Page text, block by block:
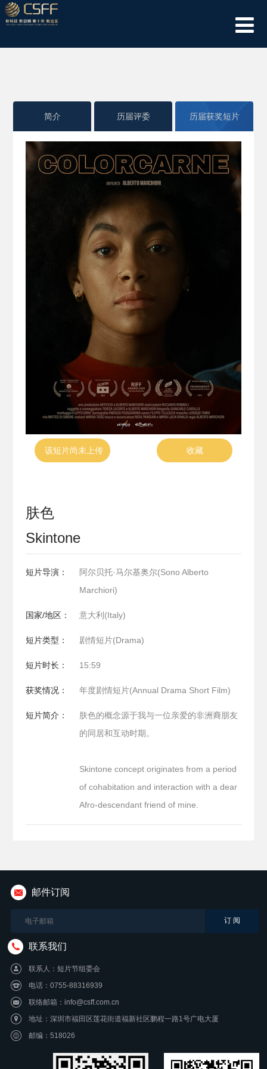
简介 历届评委 历届获奖短片
该短片尚未上传 收藏
肤色
Skintone
短片导演：
阿尔贝托·马尔基奥尔(Sono Alberto
Marchiori)
国家/地区： 意大利(Italy)
短片类型： 剧情短片(Drama)
短片时长： 15:59
获奖情况： 年度剧情短片(Annual Drama Short Film)
短片简介：
肤色的概念源于我与一位亲爱的非洲裔朋友
的同居和互动时期。
Skintone concept originates from a period
of cohabitation and interaction with a dear
Afro-descendant friend of mine.
邮件订阅
联系我们
联系人：短片节组委会
电话：0755-88316939
联络邮箱：info@csff.com.cn
地址：深圳市福田区莲花街道福新社区鹏程一路1号广电大厦
邮编：518026